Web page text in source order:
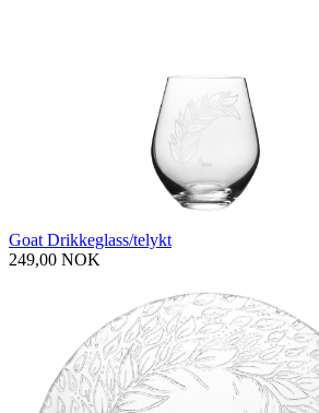
Goat Drikkeglass/telykt
249,00 NOK